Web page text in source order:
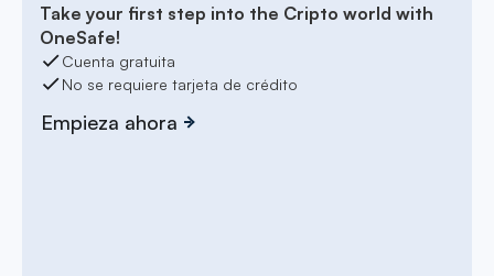
Take your first step into the Cripto world with
OneSafe!
Cuenta gratuita
No se requiere tarjeta de crédito
Empieza ahora